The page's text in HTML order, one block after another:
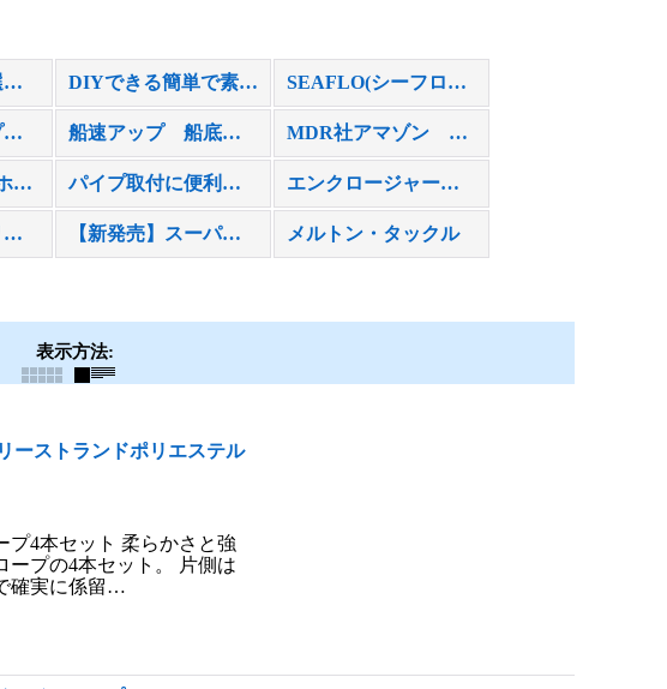
ボート用洗剤の選び方＆使い方 DIYできる簡単で素晴らしいコート剤”スターブライト マリンポリッシュ” SEAFLO(シーフロ）《正規販売店》
正しい係船ロープ選び 船速アップ 船底塗料剥離 アクアストリップ 施工方法について MDR社アマゾン チーク クリーナー・オイル
アルミ5連ロッドホルダーのフィッシング用セッティング実用例 パイプ取付に便利！アタッチメント エンクロージャーのクリアな視界を蘇らせます。
インターコムマリン プレミアム マリンク－ラー 【新発売】スーパーデッキチェアプレミアムのご紹介 メルトン・タックル
表示方法:
ーストランドポリエステル
プ4本セット 柔らかさと強
ープの4本セット。 片側は
確実に係留…